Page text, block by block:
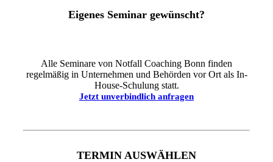
Eigenes Seminar gewünscht?
Alle Seminare von Notfall Coaching Bonn finden
regelmäßig in Unternehmen und Behörden vor Ort als In-
House-Schulung statt.
Jetzt unverbindlich anfragen
TERMIN AUSWÄHLEN